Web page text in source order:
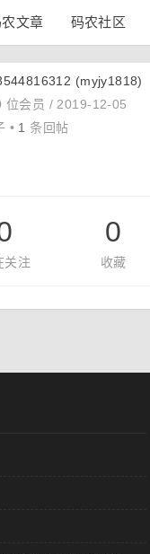
文章 码农社区
(myjy1818)
位会员 / 2019-12-05
• 1 条回帖
关注
0
收藏